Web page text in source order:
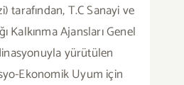
Blog
tarafından, T.C Sanayi ve
Kalkınma Ajansları Genel
yürütülen
Ekonomik Uyum için